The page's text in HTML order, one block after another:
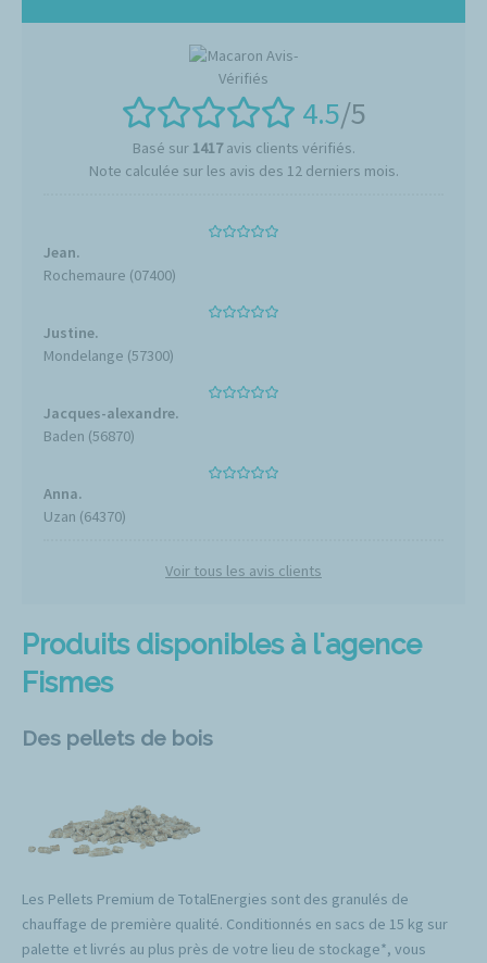
Produits disponibles à l'agence
Fismes
Des pellets de bois
Les Pellets Premium de TotalEnergies sont des granulés de
chauffage de première qualité. Conditionnés en sacs de 15 kg sur
palette et livrés au plus près de votre lieu de stockage*, vous
4.5/5
Basé sur 1417avis clients vérifiés.
Note calculée sur les avis des 12 derniers mois.
Jean.
Rochemaure (07400)
Justine.
Mondelange (57300)
Jacques-alexandre.
Baden (56870)
Anna.
Uzan (64370)
Voir tous les avis clients